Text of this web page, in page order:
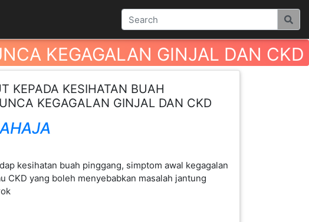
KEGAGALAN GINJAL DAN CKD
KEPADA KESIHATAN BUAH
KEGAGALAN GINJAL DAN CKD
kesihatan buah pinggang, simptom awal kegagalan
CKD yang boleh menyebabkan masalah jantung